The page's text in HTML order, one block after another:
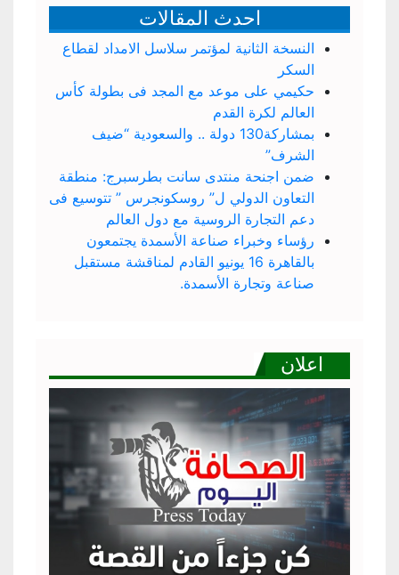
احدث المقالات
النسخة الثانية لمؤتمر سلاسل الامداد لقطاع
السكر
حكيمي على موعد مع المجد فى بطولة كأس
العالم لكرة القدم
بمشاركة130 دولة .. والسعودية “ضيف
الشرف”
ضمن اجنحة منتدى سانت بطرسبرج: منطقة
التعاون الدولي ل” روسكونجرس ” تتوسيع فى
دعم التجارة الروسية مع دول العالم
رؤساء وخبراء صناعة الأسمدة يجتمعون
بالقاهرة 16 يونيو القادم لمناقشة مستقبل
صناعة وتجارة الأسمدة.
اعلان